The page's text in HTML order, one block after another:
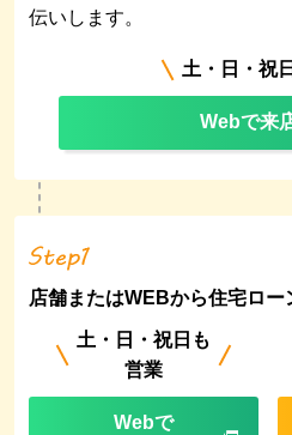
伝いします。
土・日・祝
Webで来
店舗またはWEBから住宅ロー
土・日・祝日も
営業
Webで